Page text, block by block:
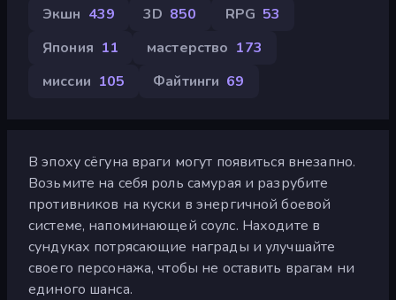
Экшн 439 3D 850 RPG 53
Япония 11 мастерство 173
миссии 105 Файтинги 69
В эпоху сёгуна враги могут появиться внезапно.
Возьмите на себя роль самурая и разрубите
противников на куски в энергичной боевой
системе, напоминающей соулс. Находите в
сундуках потрясающие награды и улучшайте
своего персонажа, чтобы не оставить врагам ни
единого шанса.